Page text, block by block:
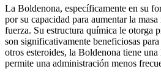
La Boldenona, específicamente en su
por su capacidad para aumentar la
fuerza. Su estructura química le otorga
son significativamente beneficiosas
otros esteroides, la Boldenona tiene
permite una administración menos